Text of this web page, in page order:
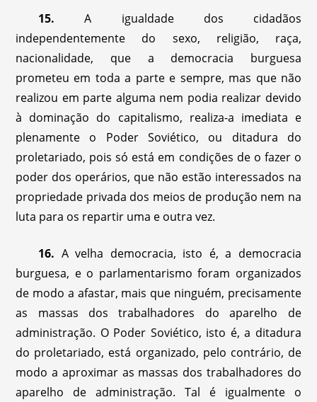
15. A igualdade dos cidadãos
independentemente do sexo, religião, raça,
nacionalidade, que a democracia burguesa
prometeu em toda a parte e sempre, mas que não
realizou em parte alguma nem podia realizar devido
à dominação do capitalismo, realiza-a imediata e
plenamente o Poder Soviético, ou ditadura do
proletariado, pois só está em condições de o fazer o
poder dos operários, que não estão interessados na
propriedade privada dos meios de produção nem na
luta para os repartir uma e outra vez.
16. A velha democracia, isto é, a democracia
burguesa, e o parlamentarismo foram organizados
de modo a afastar, mais que ninguém, precisamente
as massas dos trabalhadores do aparelho de
administração. O Poder Soviético, isto é, a ditadura
do proletariado, está organizado, pelo contrário, de
modo a aproximar as massas dos trabalhadores do
aparelho de administração. Tal é igualmente o